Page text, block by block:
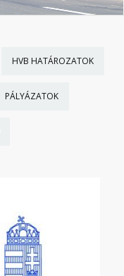
HVB HATÁROZATOK
PÁLYÁZATOK